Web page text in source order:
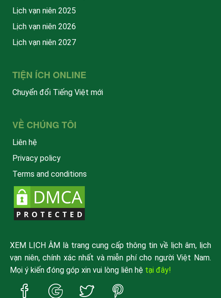
Lịch vạn niên 2025
Lịch vạn niên 2026
Lịch vạn niên 2027
TIỆN ÍCH ONLINE
Chuyển đổi Tiếng Việt mới
VỀ CHÚNG TÔI
Liên hệ
Privacy policy
Terms and conditions
XEM LỊCH ÂM là trang cung cấp thông tin về lịch âm, lịch
vạn niên, chính xác nhất và miễn phí cho người Việt Nam.
Mọi ý kiến đóng góp xin vui lòng liên hệ tại đây!
Trang
Trang
Trang
Trang